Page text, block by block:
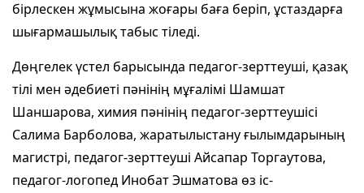
бірлескен жұмысына жоғары баға беріп, ұстаздарға
шығармашылық табыс тіледі.
Дөңгелек үстел барысында педагог-зерттеуші, қазақ
тілі мен әдебиеті пәнінің мұғалімі Шамшат
Шаншарова, химия пәнінің педагог-зерттеушісі
Салима Барболова, жаратылыстану ғылымдарының
магистрі, педагог-зерттеуші Айсапар Торгаутова,
педагог-логопед Инобат Эшматова өз іс-